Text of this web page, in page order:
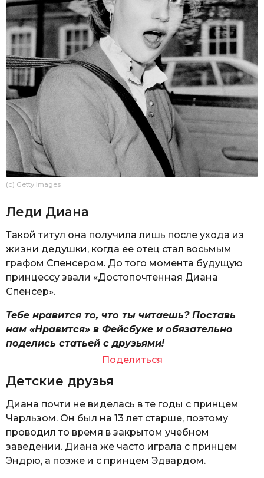
(c) Getty Images
Леди Диана
Такой титул она получила лишь после ухода из
жизни дедушки, когда ее отец стал восьмым
графом Спенсером. До того момента будущую
принцессу звали «Достопочтенная Диана
Спенсер».
Тебе нравится то, что ты читаешь? Поставь
нам «Нравится» в Фейсбуке и обязательно
поделись статьей с друзьями!
Поделиться
Детские друзья
Диана почти не виделась в те годы с принцем
Чарльзом. Он был на 13 лет старше, поэтому
проводил то время в закрытом учебном
заведении. Диана же часто играла с принцем
Эндрю, а позже и с принцем Эдвардом.